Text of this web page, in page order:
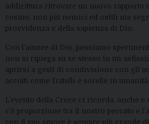
addirittura ritrovare un nuovo rapporto
cosmo, non più nemici ed ostili ma
provvidenza e della sapienza di Dio.
Con l’amore di Dio, possiamo
non si ripiega su se stesso in un
aprirsi a gesti di condivisione con gli
accolti come fratelli e sorelle in umanità.
L’evento della Croce ci ricorda, anche e
c’è proporzione tra il nostro peccato e
con il suo amore è sempre più